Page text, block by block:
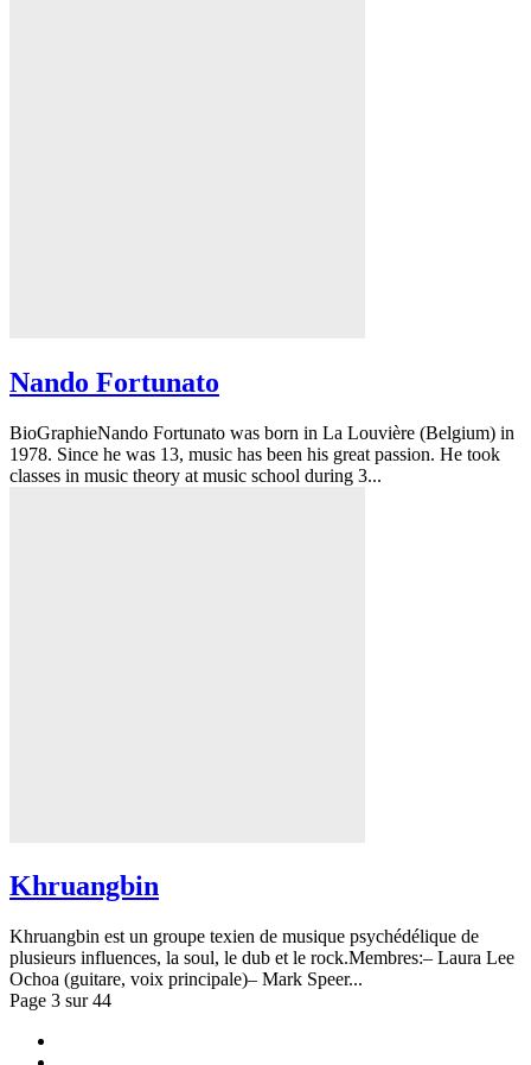
Nando Fortunato
BioGraphieNando Fortunato was born in La Louvière (Belgium) in
1978. Since he was 13, music has been his great passion. He took
classes in music theory at music school during 3...
Khruangbin
Khruangbin est un groupe texien de musique psychédélique de
plusieurs influences, la soul, le dub et le rock.Membres:– Laura Lee
Ochoa (guitare, voix principale)– Mark Speer...
Page 3 sur 44